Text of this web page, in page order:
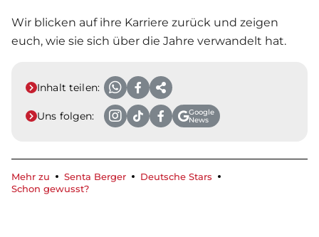
Wir blicken auf ihre Karriere zurück und zeigen
euch, wie sie sich über die Jahre verwandelt hat.
Inhalt teilen:
Uns folgen:
Google
News
Mehr zu Senta Berger
Deutsche Stars
Schon gewusst?